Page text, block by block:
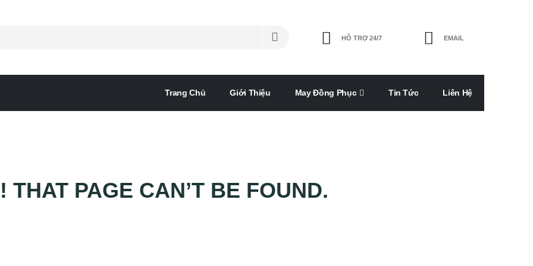
HỖ TRỢ 24/7 EMAIL
Trang Chủ Giới Thiệu May Đồng Phục Tin Tức Liên Hệ
THAT PAGE CAN’T BE FOUND.